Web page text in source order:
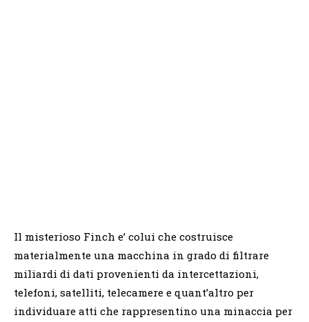
Il misterioso Finch e’ colui che costruisce
materialmente una macchina in grado di filtrare
miliardi di dati provenienti da intercettazioni,
telefoni, satelliti, telecamere e quant’altro per
individuare atti che rappresentino una minaccia per